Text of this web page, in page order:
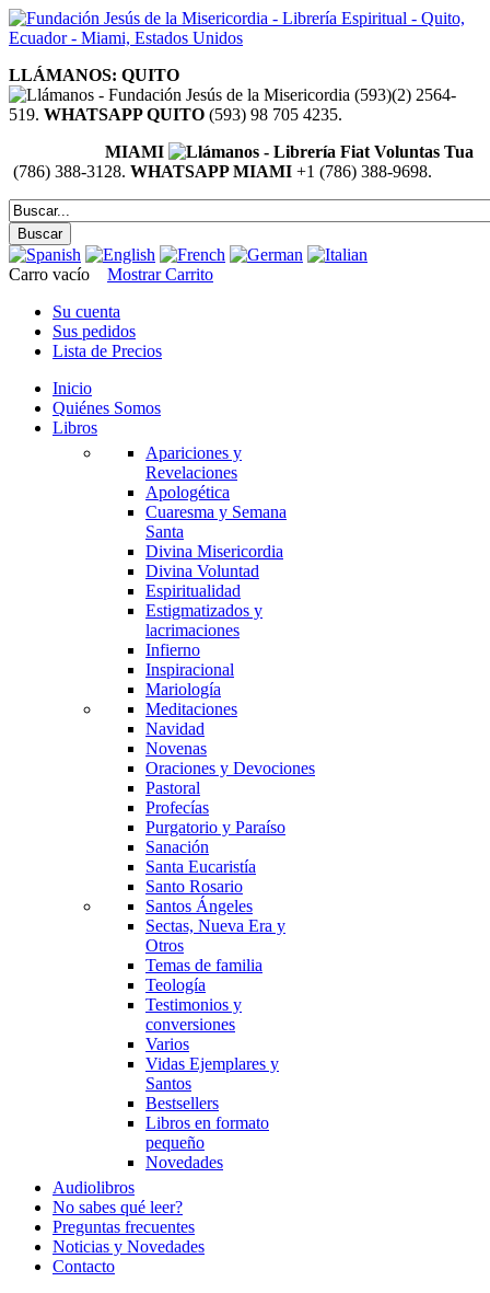
LLÁMANOS: QUITO
(593)(2) 2564-
519. WHATSAPP QUITO (593) 98 705 4235.
MIAMI
(786) 388-3128. WHATSAPP MIAMI +1 (786) 388-9698.
Carro vacío
Mostrar Carrito
Su cuenta
Sus pedidos
Lista de Precios
Inicio
Quiénes Somos
Libros
Apariciones y
Revelaciones
Apologética
Cuaresma y Semana
Santa
Divina Misericordia
Divina Voluntad
Espiritualidad
Estigmatizados y
lacrimaciones
Infierno
Inspiracional
Mariología
Meditaciones
Navidad
Novenas
Oraciones y Devociones
Pastoral
Profecías
Purgatorio y Paraíso
Sanación
Santa Eucaristía
Santo Rosario
Santos Ángeles
Sectas, Nueva Era y
Otros
Temas de familia
Teología
Testimonios y
conversiones
Varios
Vidas Ejemplares y
Santos
Bestsellers
Libros en formato
pequeño
Novedades
Audiolibros
No sabes qué leer?
Preguntas frecuentes
Noticias y Novedades
Contacto